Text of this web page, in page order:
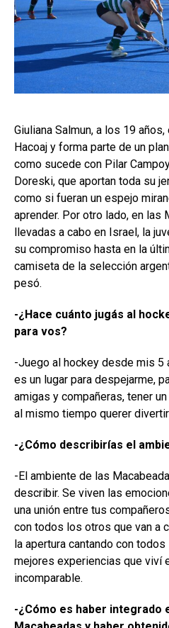
Giuliana Salmun, a los 19
Hacoaj y forma parte de un
como sucede con Pilar
Doreski, que aportan toda su
como si fueran un espejo
aprender. Por otro lado, en las
llevadas a cabo en Israel, la
su compromiso hasta en la
camiseta de la selección
pesó.
-¿Hace cuánto jugás al
para vos?
-Juego al hockey desde mis 5
es un lugar para despejarme,
amigas y compañeras, tener
al mismo tiempo querer
-¿Cómo describirías el
-El ambiente de las
describir. Se viven las
una unión entre tus
con todos los otros que van a
la apertura cantando con
mejores experiencias que viví
incomparable.
-¿Cómo es haber integrado